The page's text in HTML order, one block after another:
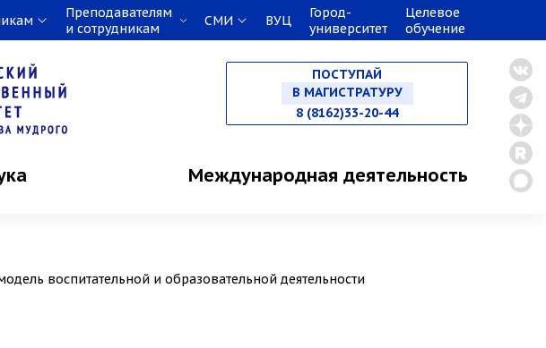
Преподавателям
и сотрудникам
СМИ ВУЦ
Город-
университет
Целевое
обучение
ПОСТУПАЙ
НА СПЕЦИАЛИТЕТ
В МАГИСТРАТУРУ
8 (8162)33-20-44
Международная деятельность
воспитательной и образовательной деятельности